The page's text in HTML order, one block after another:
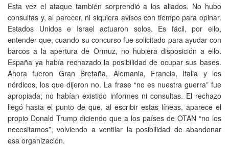
Esta vez el ataque también sorprendió a los aliados. No hubo
consultas y, al parecer, ni siquiera avisos con tiempo para opinar.
Estados Unidos e Israel actuaron solos. Es fácil, por ello,
entender que, cuando su concurso fue solicitado para ayudar con
barcos a la apertura de Ormuz, no hubiera disposición a ello.
España ya había rechazado la posibilidad de ocupar sus bases.
Ahora fueron Gran Bretaña, Alemania, Francia, Italia y los
nórdicos, los que dijeron no. La frase “no es nuestra guerra” fue
apropiada; no habían existido informes ni consultas. El rechazo
llegó hasta el punto de que, al escribir estas líneas, aparece el
propio Donald Trump diciendo que a los países de OTAN “no los
necesitamos”, volviendo a ventilar la posibilidad de abandonar
esa organización.